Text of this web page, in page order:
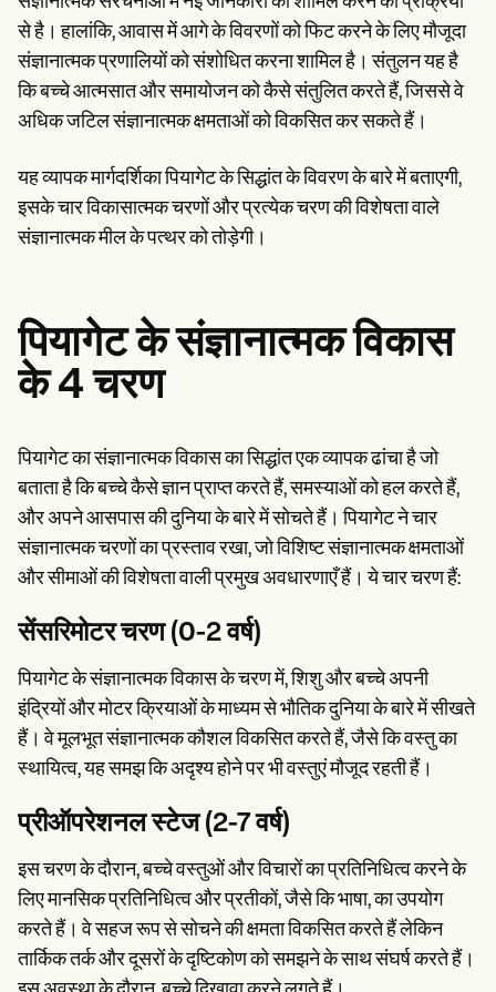
से है। हालांकि, आवास में आगे के विवरणों को फिट करने के लिए मौजूदा
संज्ञानात्मक प्रणालियों को संशोधित करना शामिल है। संतुलन यह है
कि बच्चे आत्मसात और समायोजन को कैसे संतुलित करते हैं, जिससे वे
अधिक जटिल संज्ञानात्मक क्षमताओं को विकसित कर सकते हैं।
यह व्यापक मार्गदर्शिका पियागेट के सिद्धांत के विवरण के बारे में बताएगी,
इसके चार विकासात्मक चरणों और प्रत्येक चरण की विशेषता वाले
संज्ञानात्मक मील के पत्थर को तोड़ेगी।
पियागेट के संज्ञानात्मक विकास
के 4 चरण
पियागेट का संज्ञानात्मक विकास का सिद्धांत एक व्यापक ढांचा है जो
बताता है कि बच्चे कैसे ज्ञान प्राप्त करते हैं, समस्याओं को हल करते हैं,
और अपने आसपास की दुनिया के बारे में सोचते हैं। पियागेट ने चार
संज्ञानात्मक चरणों का प्रस्ताव रखा, जो विशिष्ट संज्ञानात्मक क्षमताओं
और सीमाओं की विशेषता वाली प्रमुख अवधारणाएँ हैं। ये चार चरण हैं:
सेंसरिमोटर चरण (0-2 वर्ष)
पियागेट के संज्ञानात्मक विकास के चरण में, शिशु और बच्चे अपनी
इंद्रियों और मोटर क्रियाओं के माध्यम से भौतिक दुनिया के बारे में सीखते
हैं। वे मूलभूत संज्ञानात्मक कौशल विकसित करते हैं, जैसे कि वस्तु का
स्थायित्व, यह समझ कि अदृश्य होने पर भी वस्तुएं मौजूद रहती हैं।
प्रीऑपरेशनल स्टेज (2-7 वर्ष)
इस चरण के दौरान, बच्चे वस्तुओं और विचारों का प्रतिनिधित्व करने के
लिए मानसिक प्रतिनिधित्व और प्रतीकों, जैसे कि भाषा, का उपयोग
करते हैं। वे सहज रूप से सोचने की क्षमता विकसित करते हैं लेकिन
तार्किक तर्क और दूसरों के दृष्टिकोण को समझने के साथ संघर्ष करते हैं।